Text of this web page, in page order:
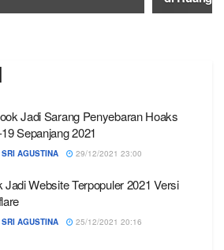
Jadi Sarang Penyebaran Hoaks
Sepanjang 2021
SRI AGUSTINA 29/12/2021 23:00
Jadi Website Terpopuler 2021 Versi
SRI AGUSTINA 25/12/2021 20:16